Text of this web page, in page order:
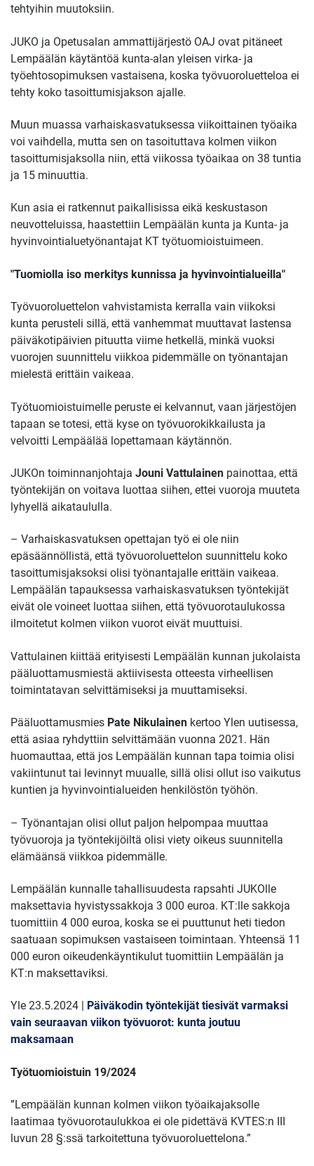
tehtyihin muutoksiin.
JUKO ja Opetusalan ammattijärjestö OAJ ovat pitäneet
Lempäälän käytäntöä kunta-alan yleisen virka- ja
työehtosopimuksen vastaisena, koska työvuoroluetteloa ei
tehty koko tasoittumisjakson ajalle.
Muun muassa varhaiskasvatuksessa viikoittainen työaika
voi vaihdella, mutta sen on tasoituttava kolmen viikon
tasoittumisjaksolla niin, että viikossa työaikaa on 38 tuntia
ja 15 minuuttia.
Kun asia ei ratkennut paikallisissa eikä keskustason
neuvotteluissa, haastettiin Lempäälän kunta ja Kunta- ja
hyvinvointialuetyönantajat KT työtuomioistuimeen.
"Tuomiolla iso merkitys kunnissa ja hyvinvointialueilla"
Työvuoroluettelon vahvistamista kerralla vain viikoksi
kunta perusteli sillä, että vanhemmat muuttavat lastensa
päiväkotipäivien pituutta viime hetkellä, minkä vuoksi
vuorojen suunnittelu viikkoa pidemmälle on työnantajan
mielestä erittäin vaikeaa.
Työtuomioistuimelle peruste ei kelvannut, vaan järjestöjen
tapaan se totesi, että kyse on työvuorokikkailusta ja
velvoitti Lempäälää lopettamaan käytännön.
JUKOn toiminnanjohtaja Jouni Vattulainen painottaa, että
työntekijän on voitava luottaa siihen, ettei vuoroja muuteta
lyhyellä aikataululla.
– Varhaiskasvatuksen opettajan työ ei ole niin
epäsäännöllistä, että työvuoroluettelon suunnittelu koko
tasoittumisjaksoksi olisi työnantajalle erittäin vaikeaa.
Lempäälän tapauksessa varhaiskasvatuksen työntekijät
eivät ole voineet luottaa siihen, että työvuorotaulukossa
ilmoitetut kolmen viikon vuorot eivät muuttuisi.
Vattulainen kiittää erityisesti Lempäälän kunnan jukolaista
pääluottamusmiestä aktiivisesta otteesta virheellisen
toimintatavan selvittämiseksi ja muuttamiseksi.
Pääluottamusmies Pate Nikulainen kertoo Ylen uutisessa,
että asiaa ryhdyttiin selvittämään vuonna 2021. Hän
huomauttaa, että jos Lempäälän kunnan tapa toimia olisi
vakiintunut tai levinnyt muualle, sillä olisi ollut iso vaikutus
kuntien ja hyvinvointialueiden henkilöstön työhön.
– Työnantajan olisi ollut paljon helpompaa muuttaa
työvuoroja ja työntekijöiltä olisi viety oikeus suunnitella
elämäänsä viikkoa pidemmälle.
Lempäälän kunnalle tahallisuudesta rapsahti JUKOlle
maksettavia hyvistyssakkoja 3 000 euroa. KT:lle sakkoja
tuomittiin 4 000 euroa, koska se ei puuttunut heti tiedon
saatuaan sopimuksen vastaiseen toimintaan. Yhteensä 11
000 euron oikeudenkäyntikulut tuomittiin Lempäälän ja
KT:n maksettaviksi.
Yle 23.5.2024 |
Päiväkodin työntekijät tiesivät varmaksi
vain seuraavan viikon työvuorot: kunta joutuu
maksamaan
Työtuomioistuin 19/2024
”Lempäälän kunnan kolmen viikon työaikajaksolle
laatimaa työvuorotaulukkoa ei ole pidettävä KVTES:n III
luvun 28 §:ssä tarkoitettuna työvuoroluettelona.”